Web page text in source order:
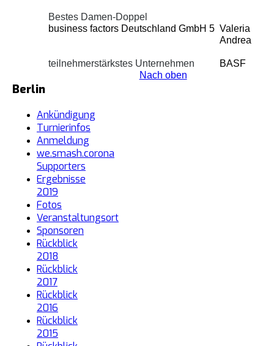
Bestes Damen-Doppel
business factors Deutschland GmbH 5 Valeria
Andrea
teilnehmerstärkstes Unternehmen
BASF
Nach oben
Berlin
Ankündigung
Turnierinfos
Anmeldung
we.smash.corona
Supporters
Ergebnisse
2019
Fotos
Veranstaltungsort
Sponsoren
Rückblick
2018
Rückblick
2017
Rückblick
2016
Rückblick
2015